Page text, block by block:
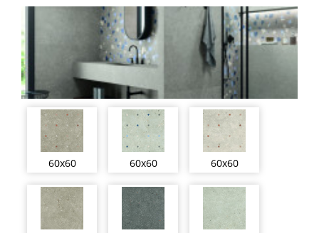
60x60 60x60 60x60